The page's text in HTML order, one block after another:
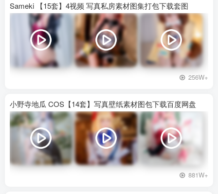
Sameki 【15套】4视频 写真私房素材图集打包下载套图
256W+
小野寺地瓜 COS【14套】写真壁纸素材图包下载百度网盘
881W+